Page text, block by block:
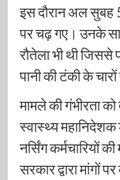
इस दौरान अल सुबह
पर चढ़ गए। उनके
रौतेला भी थी
पानी की टंकी के
मामले की गंभीरता
स्वास्थ्य महानिदेशक
नर्सिंग कर्मचारियों
सरकार द्वारा मांगों